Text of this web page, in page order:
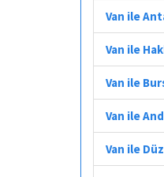
Van ile
Van ile
Van ile
Van ile
Van ile